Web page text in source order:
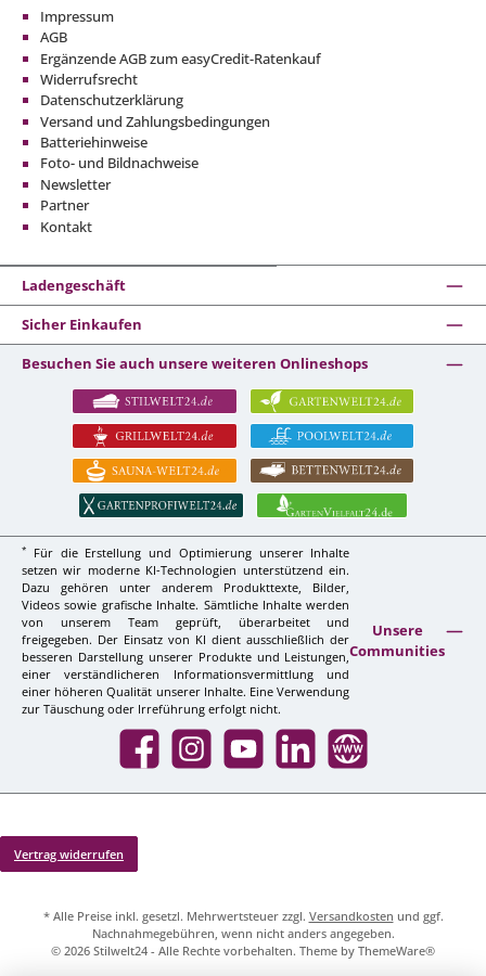
Impressum
AGB
Ergänzende AGB zum easyCredit-Ratenkauf
Widerrufsrecht
Datenschutzerklärung
Versand und Zahlungsbedingungen
Batteriehinweise
Foto- und Bildnachweise
Newsletter
Partner
Kontakt
Ladengeschäft
Sicher Einkaufen
Besuchen Sie auch unsere weiteren Onlineshops
*
Für die Erstellung und Optimierung unserer Inhalte
setzen wir moderne KI-Technologien unterstützend ein.
Dazu gehören unter anderem Produkttexte, Bilder,
Videos sowie grafische Inhalte. Sämtliche Inhalte werden
von unserem Team geprüft, überarbeitet und
freigegeben. Der Einsatz von KI dient ausschließlich der
besseren Darstellung unserer Produkte und Leistungen,
einer verständlicheren Informationsvermittlung und
einer höheren Qualität unserer Inhalte. Eine Verwendung
zur Täuschung oder Irreführung erfolgt nicht.
Unsere
Communities
Facebook InstagramYouTube LinkedIn Website
Vertrag widerrufen
* Alle Preise inkl. gesetzl. Mehrwertsteuer zzgl. Versandkosten und ggf.
Nachnahmegebühren, wenn nicht anders angegeben.
© 2026 Stilwelt24 - Alle Rechte vorbehalten. Theme by ThemeWare®